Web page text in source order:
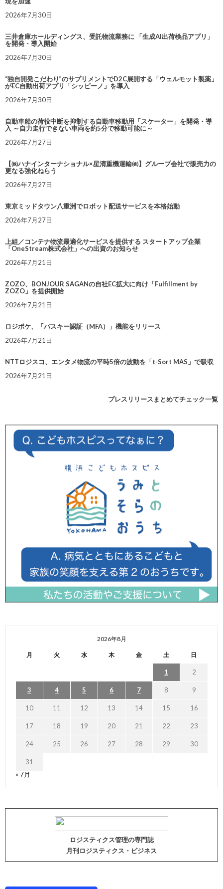
2026年7月30日
三井倉庫ホールディングス、受託物流業務に 「生成AI出荷検品アプリ」
を開発・導入開始
2026年7月30日
“独自開発こだわり”のサプリメントでD2C展開する「ウェルモット製薬」
がEC自動出荷アプリ「シッピーノ」を導入
2026年7月30日
自動車船の荷役中断を抑制する自動車移動用「スケーター」を開発・導
入 ～自力走行できない車両を約5分で移動可能に～
2026年7月27日
【㈱ハナインターナショナル×星清重機運輸㈱】グループ会社で販売力の
更なる強化ねらう
2026年7月27日
東京ミッドタウン八重洲でロボット配送サービスを本格始動
2026年7月27日
上組／コンテナ物流最適化サービスを提供する スタートアップ企業
「OneStream株式会社」への出資のお知らせ
2026年7月21日
ZOZO、BONJOUR SAGANの自社EC拡大に向け「Fulfillment by
ZOZO」を提供開始
2026年7月21日
ロジポケ、「パスキー認証（MFA）」機能をリリース
2026年7月21日
NTTロジスコ、エンタメ物流の平時5倍の波動を「t-Sort MAS」で吸収
2026年7月21日
プレスリリースまとめてチェック一覧
2026年8月
月 火 水 木 金 土 日
1 2
3 4 5 6 7 8 9
10 11 12 13 14 15 16
17 18 19 20 21 22 23
24 25 26 27 28 29 30
31
« 7月
ロジスティクス管理の専門誌
月刊ロジスティクス・ビジネス